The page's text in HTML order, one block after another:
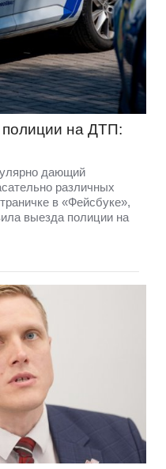
на ДТП:
дающий
различных
в «Фейсбуке»,
выезда полиции на